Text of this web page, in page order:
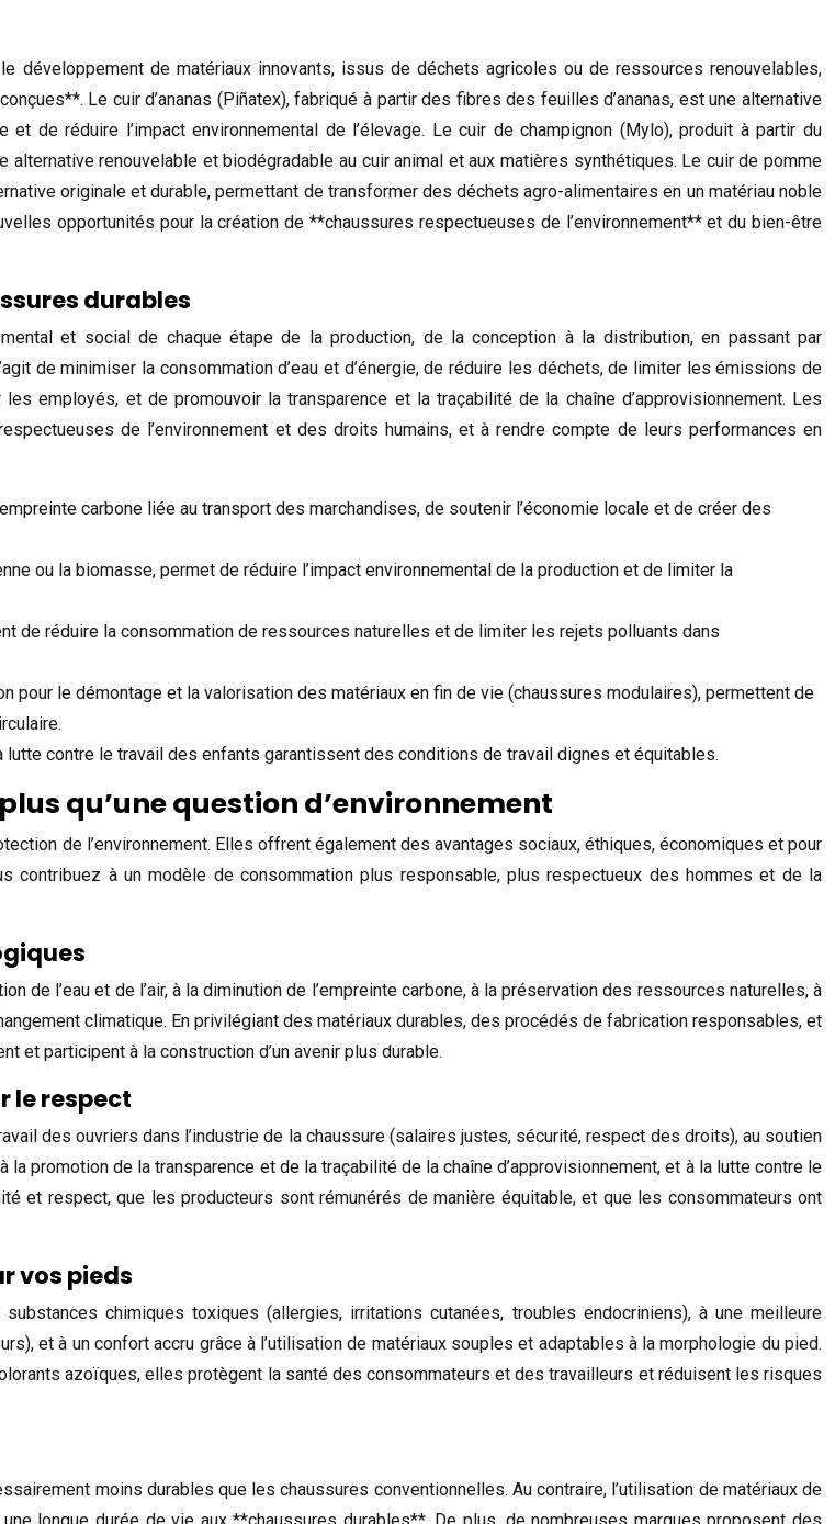
développement de matériaux innovants, issus de déchets agricoles ou de ressources renouvelables,
Le cuir d’ananas (Piñatex), fabriqué à partir des fibres des feuilles d’ananas, est une alternative
de réduire l’impact environnemental de l’élevage. Le cuir de champignon (Mylo), produit à partir du
renouvelable et biodégradable au cuir animal et aux matières synthétiques. Le cuir de pomme
originale et durable, permettant de transformer des déchets agro-alimentaires en un matériau noble
opportunités pour la création de **chaussures respectueuses de l’environnement** et du bien-être
durables
et social de chaque étape de la production, de la conception à la distribution, en passant par
de minimiser la consommation d’eau et d’énergie, de réduire les déchets, de limiter les émissions de
employés, et de promouvoir la transparence et la traçabilité de la chaîne d’approvisionnement. Les
de l’environnement et des droits humains, et à rendre compte de leurs performances en
carbone liée au transport des marchandises, de soutenir l’économie locale et de créer des
ou la biomasse, permet de réduire l’impact environnemental de la production et de limiter la
de réduire la consommation de ressources naturelles et de limiter les rejets polluants dans
pour le démontage et la valorisation des matériaux en fin de vie (chaussures modulaires), permettent de
contre le travail des enfants garantissent des conditions de travail dignes et équitables.
qu’une question d’environnement
de l’environnement. Elles offrent également des avantages sociaux, éthiques, économiques et pour
contribuez à un modèle de consommation plus responsable, plus respectueux des hommes et de la
l’eau et de l’air, à la diminution de l’empreinte carbone, à la préservation des ressources naturelles, à
climatique. En privilégiant des matériaux durables, des procédés de fabrication responsables, et
et participent à la construction d’un avenir plus durable.
le respect
des ouvriers dans l’industrie de la chaussure (salaires justes, sécurité, respect des droits), au soutien
promotion de la transparence et de la traçabilité de la chaîne d’approvisionnement, et à la lutte contre le
et respect, que les producteurs sont rémunérés de manière équitable, et que les consommateurs ont
vos pieds
chimiques toxiques (allergies, irritations cutanées, troubles endocriniens), à une meilleure
et à un confort accru grâce à l’utilisation de matériaux souples et adaptables à la morphologie du pied.
azoïques, elles protègent la santé des consommateurs et des travailleurs et réduisent les risques
moins durables que les chaussures conventionnelles. Au contraire, l’utilisation de matériaux de